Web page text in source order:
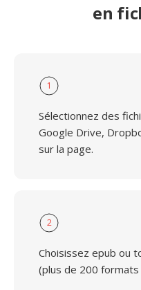
en
1
Sélectionnez des
Google Drive,
sur la page.
2
Choisissez epub ou
(plus de 200